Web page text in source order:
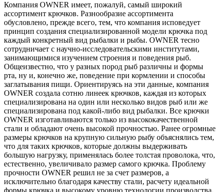
Компания OWNER имеет, пожалуй, самый широкий
ассортимент крючков. Разнообразие ассортимента
обусловлено, прежде всего, тем, что компания исповедует
принцип создания специализированной модели крючка под
каждый конкретный вид рыбалки и рыбы. OWNER тесно
сотрудничает с научно-исследовательскими институтами,
занимающимися изучением строения и поведения рыб.
Общеизвестно, что у разных пород рыб различны и формы
рта, ну и, конечно же, поведение при кормлении и способы
заглатывания пищи. Ориентируясь на эти данные, компания
OWNER создала сотню линеек крючков, каждая из которых
специализирована на один или несколько видов рыб или же
специализирована под какой-либо вид рыбалки. Все крючки
OWNER изготавливаются только из высококачественной
стали и обладают очень высокой прочностью. Ранее огромные
размеры крючков на крупную сильную рыбу объяснялись тем,
что для таких крючков, которые должны выдерживать
большую нагрузку, применялась более толстая проволока, что,
естественно, увеличивало размер самого крючка. Проблему
прочности OWNER решил не за счет размеров, а
исключительно благодаря качеству стали, расчету идеальной
формы крючка и высокому уровню технологии производства.